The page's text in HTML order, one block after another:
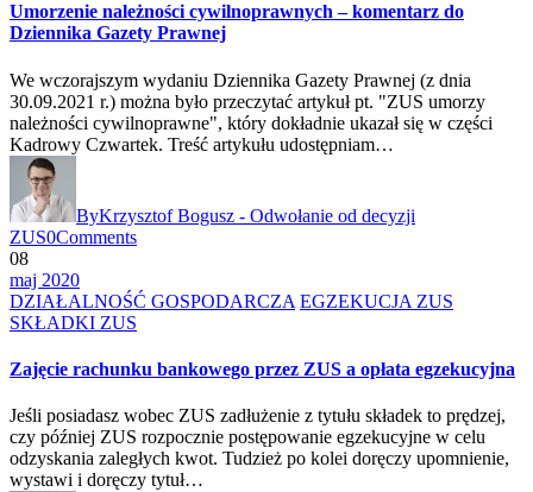
Umorzenie należności cywilnoprawnych – komentarz do
Dziennika Gazety Prawnej
We wczorajszym wydaniu Dziennika Gazety Prawnej (z dnia
30.09.2021 r.) można było przeczytać artykuł pt. "ZUS umorzy
należności cywilnoprawne", który dokładnie ukazał się w części
Kadrowy Czwartek. Treść artykułu udostępniam…
ByKrzysztof Bogusz - Odwołanie od decyzji
ZUS0Comments
08
maj 2020
DZIAŁALNOŚĆ GOSPODARCZA EGZEKUCJA ZUS
SKŁADKI ZUS
Zajęcie rachunku bankowego przez ZUS a opłata egzekucyjna
Jeśli posiadasz wobec ZUS zadłużenie z tytułu składek to prędzej,
czy później ZUS rozpocznie postępowanie egzekucyjne w celu
odzyskania zaległych kwot. Tudzież po kolei doręczy upomnienie,
wystawi i doręczy tytuł…